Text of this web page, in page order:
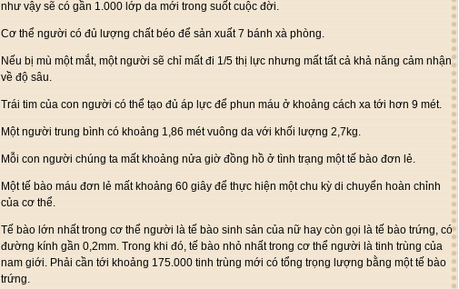
như vậy sẽ có gần 1.000 lớp da mới trong suốt cuộc đời.
Cơ thể người có đủ lượng chất béo để sản xuất 7 bánh xà phòng.
Nếu bị mù một mắt, một người sẽ chỉ mất đi 1/5 thị lực nhưng mất tất cả khả năng cảm nhận
về độ sâu.
Trái tim của con người có thể tạo đủ áp lực để phun máu ở khoảng cách xa tới hơn 9 mét.
Một người trung bình có khoảng 1,86 mét vuông da với khối lượng 2,7kg.
Mỗi con người chúng ta mất khoảng nửa giờ đồng hồ ở tình trạng một tế bào đơn lẻ.
Một tế bào máu đơn lẻ mất khoảng 60 giây để thực hiện một chu kỳ di chuyển hoàn chỉnh
của cơ thể.
Tế bào lớn nhất trong cơ thể người là tế bào sinh sản của nữ hay còn gọi là tế bào trứng, có
đường kính gần 0,2mm. Trong khi đó, tế bào nhỏ nhất trong cơ thể người là tinh trùng của
nam giới. Phải cần tới khoảng 175.000 tinh trùng mới có tổng trọng lượng bằng một tế bào
trứng.